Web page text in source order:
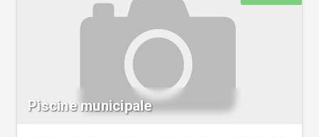
Piscine municipale